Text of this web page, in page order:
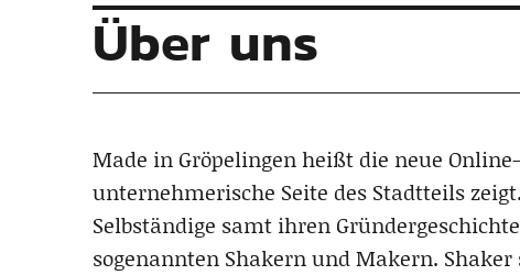
Über uns
Made in Gröpelingen heißt die neue
unternehmerische Seite des Stadtteils
Selbständige samt ihren
sogenannten Shakern und Makern.